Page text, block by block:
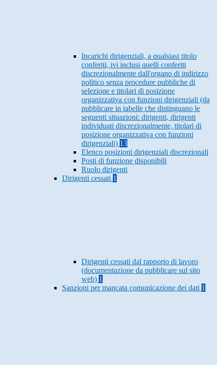
Incarichi dirigenziali, a qualsiasi titolo
conferiti, ivi inclusi quelli conferiti
discrezionalmente dall'organo di indirizzo
politico senza procedure pubbliche di
selezione e titolari di posizione
organizzativa con funzioni dirigenziali (da
pubblicare in tabelle che distinguano le
seguenti situazioni: dirigenti, dirigenti
individuati discrezionalmente, titolari di
posizione organizzativa con funzioni
dirigenziali) 13
Elenco posizioni dirigenziali discrezionali
Posti di funzione disponibili
Ruolo dirigenti
Dirigenti cessati 1
Dirigenti cessati dal rapporto di lavoro
(documentazione da pubblicare sul sito
web) 1
Sanzioni per mancata comunicazione dei dati 1